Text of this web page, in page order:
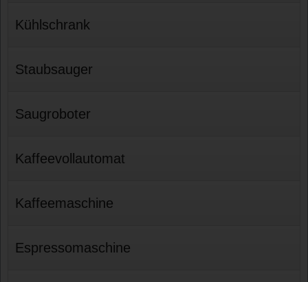
Kühlschrank
Staubsauger
Saugroboter
Kaffeevollautomat
Kaffeemaschine
Espressomaschine